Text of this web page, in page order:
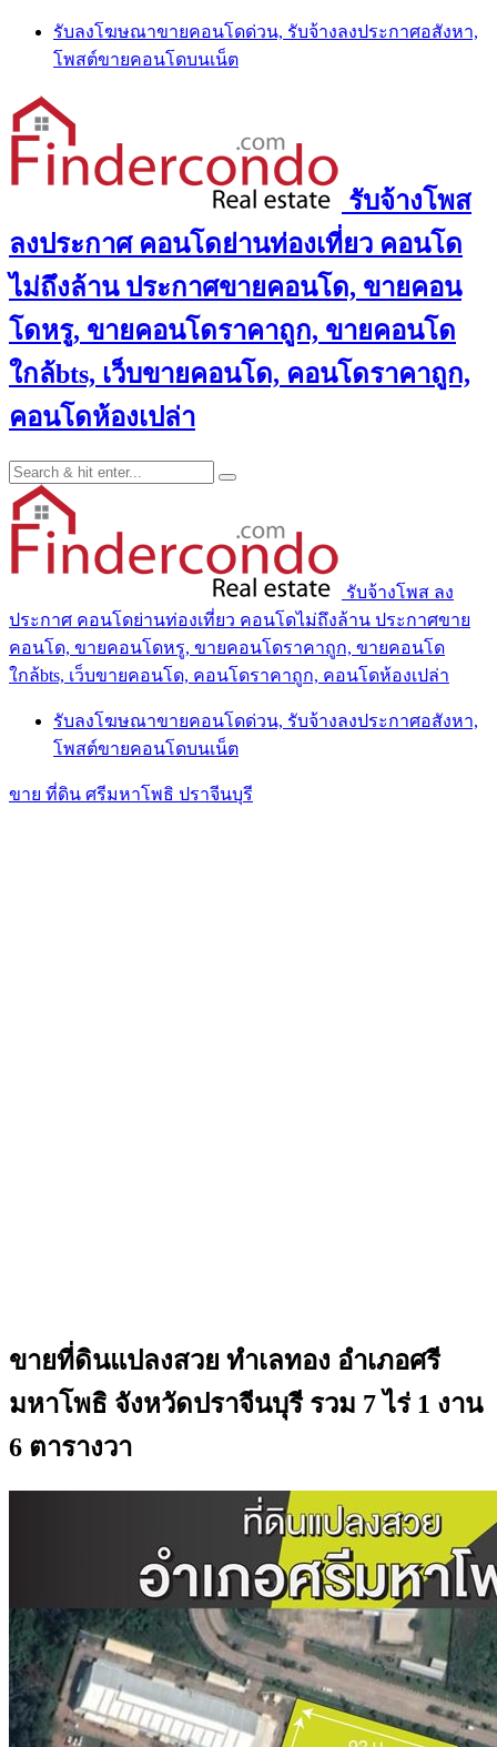
Skip
content
รับลงโฆษณาขายคอนโดด่วน, รับจ้างลงประกาศอสังหา,
โพสต์ขายคอนโดบนเน็ต
รับจ้างโพส
ลงประกาศ คอนโดย่านท่องเที่ยว คอนโด
ไม่ถึงล้าน ประกาศขายคอนโด, ขายคอน
โดหรู, ขายคอนโดราคาถูก, ขายคอนโด
ใกล้bts, เว็บขายคอนโด, คอนโดราคาถูก,
คอนโดห้องเปล่า
รับจ้างโพส ลง
ประกาศ คอนโดย่านท่องเที่ยว คอนโดไม่ถึงล้าน ประกาศขาย
คอนโด, ขายคอนโดหรู, ขายคอนโดราคาถูก, ขายคอนโด
ใกล้bts, เว็บขายคอนโด, คอนโดราคาถูก, คอนโดห้องเปล่า
รับลงโฆษณาขายคอนโดด่วน, รับจ้างลงประกาศอสังหา,
โพสต์ขายคอนโดบนเน็ต
ขาย ที่ดิน ศรีมหาโพธิ ปราจีนบุรี
ขายที่ดินแปลงสวย ทำเลทอง อำเภอศรี
มหาโพธิ จังหวัดปราจีนบุรี รวม 7 ไร่ 1 งาน
6 ตารางวา